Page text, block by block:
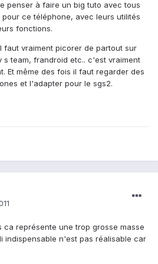
penser à faire un big tuto avec tous
ce téléphone, avec leurs utilités
fonctions.
faut vraiment picorer de partout sur
s team, frandroid etc.. c'est vraiment
Et même des fois il faut regarder des
et l'adapter pour le sgs2.
ca représente une trop grosse masse
indispensable n'est pas réalisable car